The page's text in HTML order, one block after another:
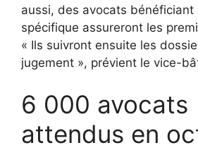
aussi, des avocats bénéficiant
spécifique assureront les
« Ils suivront ensuite les
jugement », prévient le vice-
6 000 avocats
attendus en